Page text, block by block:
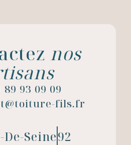
nos
89 93 09 09
fils.fr
Seine92